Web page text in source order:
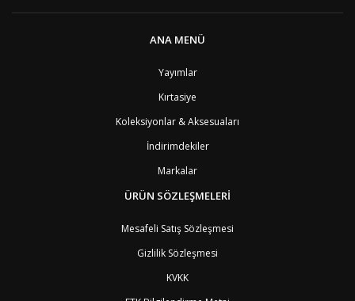
ANA MENÜ
Yayımlar
Kırtasiye
Koleksiyonlar & Aksesuaları
İndirimdekiler
Markalar
ÜRÜN SÖZLEŞMELERİ
Mesafeli Satış Sözleşmesi
Gizlilik Sözleşmesi
KVKK